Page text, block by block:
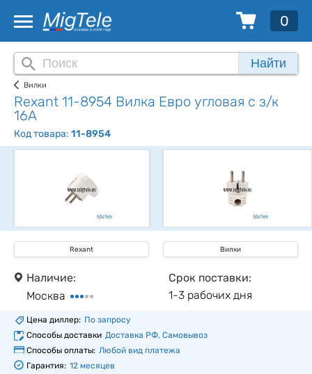
0
Найти
Вилки
Rexant 11-8954 Вилка Евро угловая с з/к
16А
Код товара: 11-8954
Rexant Вилки
Наличие:
Москва
Срок поставки:
1-3 рабочих дня
Цена диллер: По запросу
Способы доставки Доставка РФ, Самовывоз
Способы оплаты: Любой вид платежа
Гарантия: 12 месяцев